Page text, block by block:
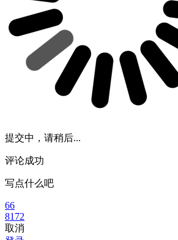
提交中，请稍后...
评论成功
写点什么吧
66
8172
取消